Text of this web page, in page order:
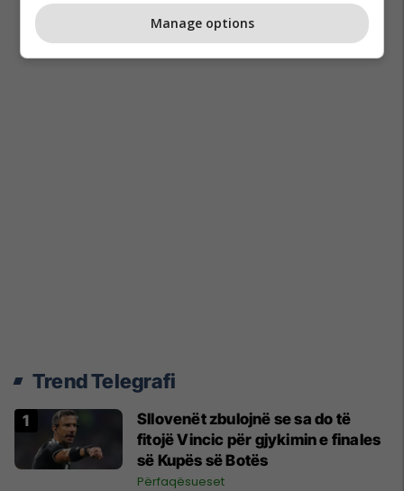
Trend Telegrafi
Sllovenët zbulojnë se sa do të
fitojë Vincic për gjykimin e finales
së Kupës së Botës
Përfaqësueset
Manage options